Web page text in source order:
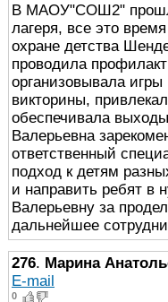
В МАОУ"СОШ2"
лагеря, все это
охране детства
проводила
организовывала
викторины,
обеспечивала
Валерьевна
ответственный
подход к детям
и направить ребят в
Валерьевну за
дальнейшее
276. Марина
E-mail
0